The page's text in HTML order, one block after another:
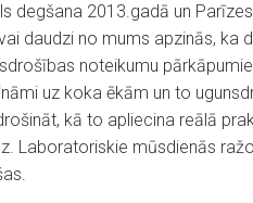
degšana 2013.gadā un
daudzi no mums apzinās,
noteikumu
uz koka ēkām un to
kā to apliecina reālā
Laboratoriskie mūsdienās